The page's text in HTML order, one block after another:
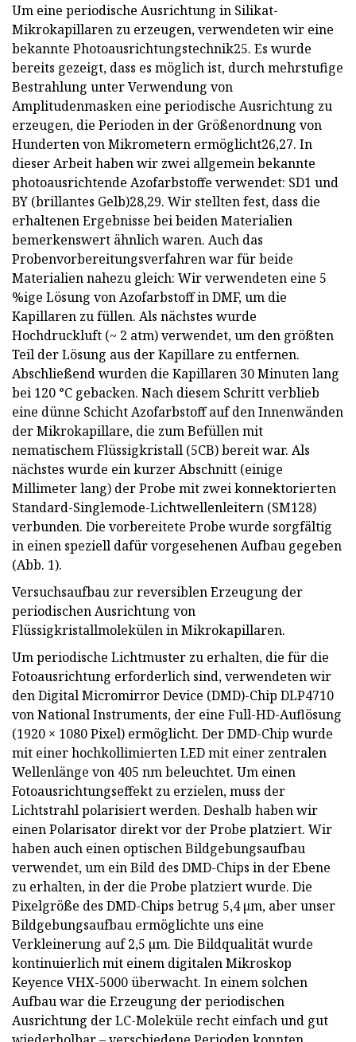
Um eine periodische Ausrichtung in Silikat-
Mikrokapillaren zu erzeugen, verwendeten wir eine
bekannte Photoausrichtungstechnik25. Es wurde
bereits gezeigt, dass es möglich ist, durch mehrstufige
Bestrahlung unter Verwendung von
Amplitudenmasken eine periodische Ausrichtung zu
erzeugen, die Perioden in der Größenordnung von
Hunderten von Mikrometern ermöglicht26,27. In
dieser Arbeit haben wir zwei allgemein bekannte
photoausrichtende Azofarbstoffe verwendet: SD1 und
BY (brillantes Gelb)28,29. Wir stellten fest, dass die
erhaltenen Ergebnisse bei beiden Materialien
bemerkenswert ähnlich waren. Auch das
Probenvorbereitungsverfahren war für beide
Materialien nahezu gleich: Wir verwendeten eine 5
%ige Lösung von Azofarbstoff in DMF, um die
Kapillaren zu füllen. Als nächstes wurde
Hochdruckluft (~ 2 atm) verwendet, um den größten
Teil der Lösung aus der Kapillare zu entfernen.
Abschließend wurden die Kapillaren 30 Minuten lang
bei 120 °C gebacken. Nach diesem Schritt verblieb
eine dünne Schicht Azofarbstoff auf den Innenwänden
der Mikrokapillare, die zum Befüllen mit
nematischem Flüssigkristall (5CB) bereit war. Als
nächstes wurde ein kurzer Abschnitt (einige
Millimeter lang) der Probe mit zwei konnektorierten
Standard-Singlemode-Lichtwellenleitern (SM128)
verbunden. Die vorbereitete Probe wurde sorgfältig
in einen speziell dafür vorgesehenen Aufbau gegeben
(Abb. 1).
Versuchsaufbau zur reversiblen Erzeugung der
periodischen Ausrichtung von
Flüssigkristallmolekülen in Mikrokapillaren.
Um periodische Lichtmuster zu erhalten, die für die
Fotoausrichtung erforderlich sind, verwendeten wir
den Digital Micromirror Device (DMD)-Chip DLP4710
von National Instruments, der eine Full-HD-Auflösung
(1920 × 1080 Pixel) ermöglicht. Der DMD-Chip wurde
mit einer hochkollimierten LED mit einer zentralen
Wellenlänge von 405 nm beleuchtet. Um einen
Fotoausrichtungseffekt zu erzielen, muss der
Lichtstrahl polarisiert werden. Deshalb haben wir
einen Polarisator direkt vor der Probe platziert. Wir
haben auch einen optischen Bildgebungsaufbau
verwendet, um ein Bild des DMD-Chips in der Ebene
zu erhalten, in der die Probe platziert wurde. Die
Pixelgröße des DMD-Chips betrug 5,4 µm, aber unser
Bildgebungsaufbau ermöglichte uns eine
Verkleinerung auf 2,5 µm. Die Bildqualität wurde
kontinuierlich mit einem digitalen Mikroskop
Keyence VHX-5000 überwacht. In einem solchen
Aufbau war die Erzeugung der periodischen
Ausrichtung der LC-Moleküle recht einfach und gut